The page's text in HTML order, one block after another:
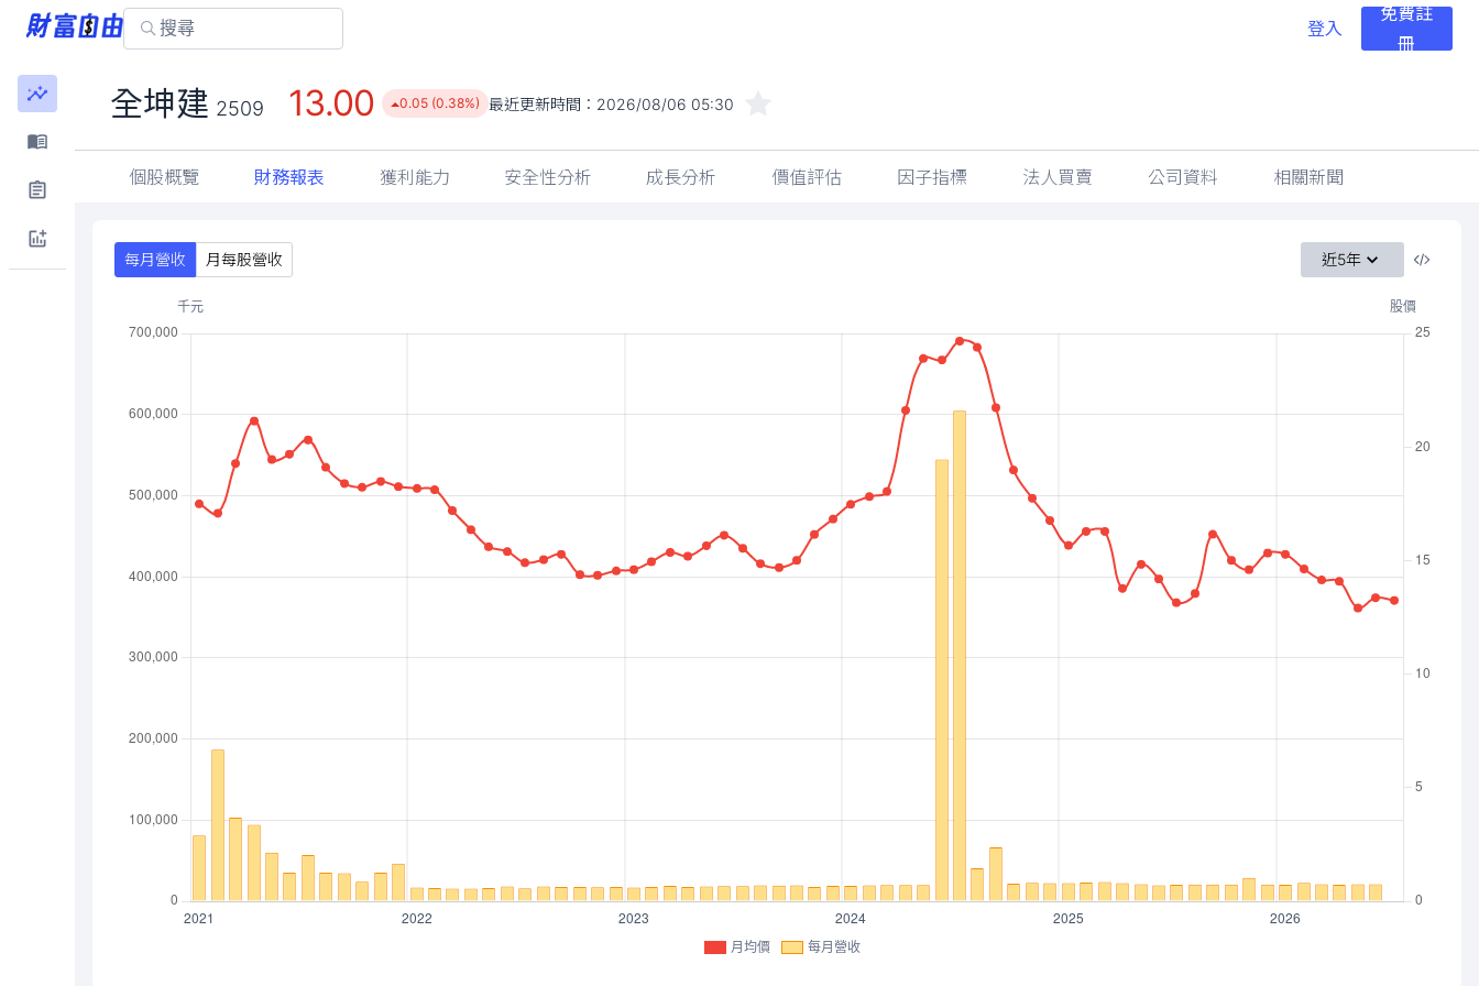
登入
免費註
冊
全坤建 2509 13.00 0.05 (0.38%) 最近更新時間： 2026/08/06 05:30
個股概覽 財務報表 獲利能力 安全性分析 成長分析 價值評估 因子指標 法人買賣 公司資料 相關新聞
每月營收 月每股營收 近5年
月均價 每月營收